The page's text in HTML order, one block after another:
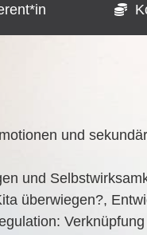
und
und
über­wie­gen?,